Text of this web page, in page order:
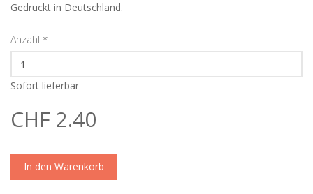
Gedruckt in Deutschland.
Anzahl *
Sofort lieferbar
CHF 2.40
In den Warenkorb